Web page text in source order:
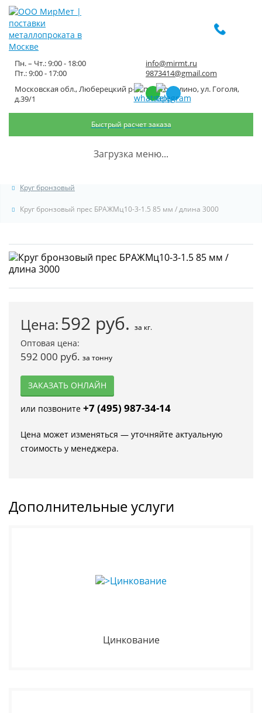
Московская обл., Люберецкий р-н, пос. Томилино, ул. Гоголя,
д.39/1
Пн. – Чт.: 9:00 - 18:00
Пт.: 9:00 - 17:00
info@mirmt.ru
9873414@gmail.com
Быстрый расчет заказа
Загрузка меню...
Круг бронзовый прес
БРАЖМц10-3-1.5 85 мм / длина
3000
Круг бронзовый
Круг бронзовый прес БРАЖМц10-3-1.5 85 мм / длина 3000
Цена: 592 руб. за кг.
Оптовая цена:
592 000 руб. за тонну
ЗАКАЗАТЬ ОНЛАЙН
или позвоните +7 (495) 987-34-14
Цена может изменяться — уточняйте актуальную
стоимость у менеджера.
Дополнительные услуги
Цинкование